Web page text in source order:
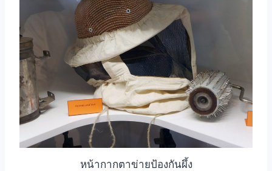
หน้ากากตาข่ายป้องกันผึ้ง